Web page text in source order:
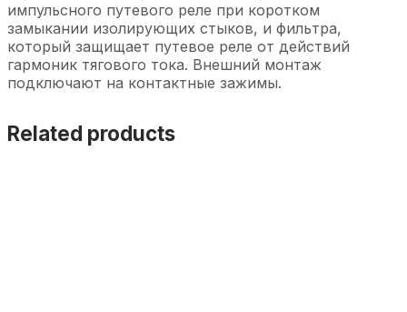
импульсного путевого реле при коротком
замыкании изолирующих стыков, и фильтра,
который защищает путевое реле от действий
гармоник тягового тока. Внешний монтаж
подключают на контактные зажимы.
Related products